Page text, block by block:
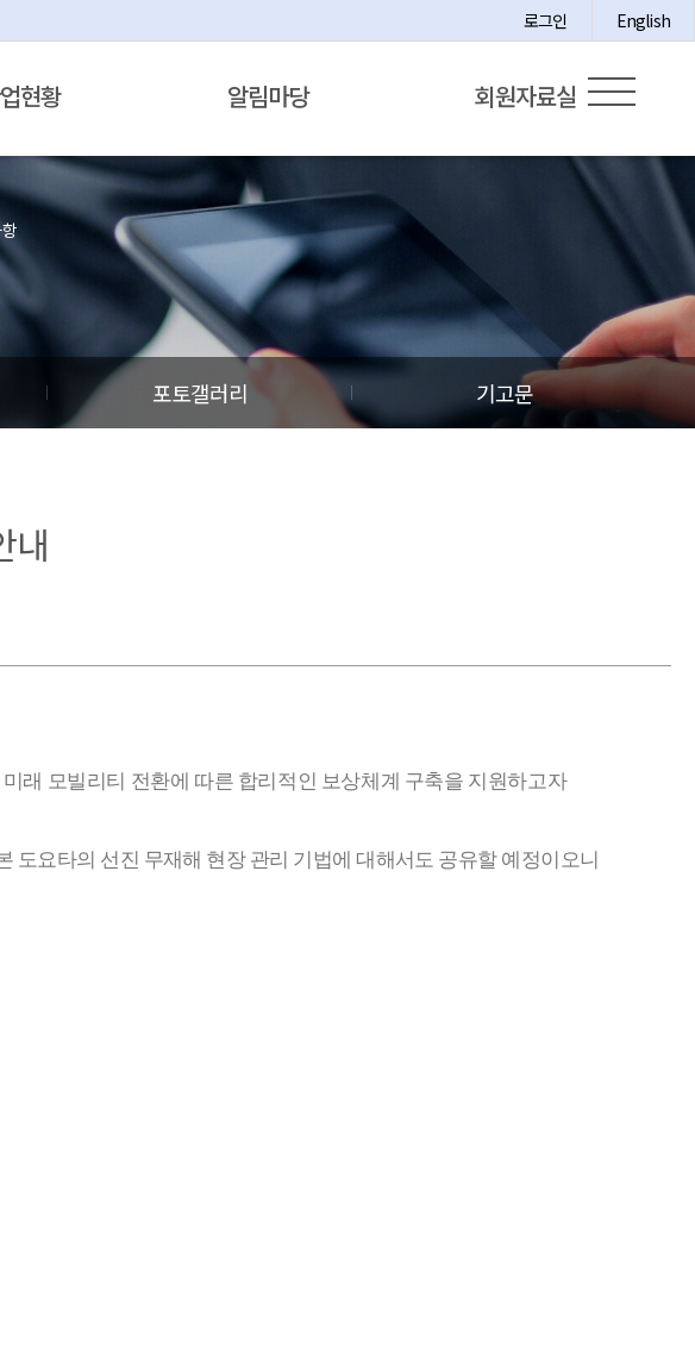
로그인 English
현황 알림마당 회원자료실
포토갤러리 기고문
내
미래 모빌리티 전환에 따른 합리적인 보상체계 구축을 지원하고자
도요타의 선진 무재해 현장 관리 기법에 대해서도 공유할 예정이오니